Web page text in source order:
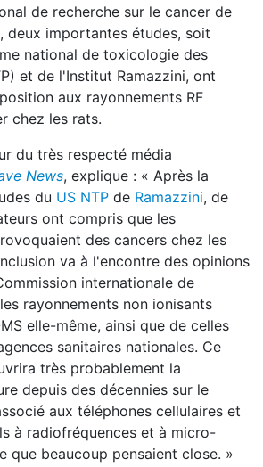
de recherche sur le cancer de
deux importantes études, soit
national de toxicologie des
et de l'Institut Ramazzini, ont
aux rayonnements RF
chez les rats.
du très respecté média
News, explique : « Après la
du US NTP de Ramazzini, de
ont compris que les
des cancers chez les
va à l'encontre des opinions
internationale de
rayonnements non ionisants
elle-même, ainsi que de celles
sanitaires nationales. Ce
très probablement la
depuis des décennies sur le
aux téléphones cellulaires et
à radiofréquences et à micro-
que beaucoup pensaient close. »